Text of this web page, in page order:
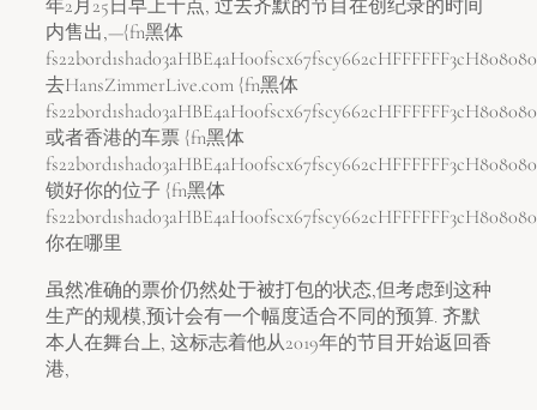
年2月25日早上十点, 过去齐默的节目在创纪录的时间
内售出,—{fn黑体
去HansZimmerLive.com {fn黑体
或者香港的车票 {fn黑体
锁好你的位子 {fn黑体
你在哪里
虽然准确的票价仍然处于被打包的状态,但考虑到这种
生产的规模,预计会有一个幅度适合不同的预算. 齐默
本人在舞台上, 这标志着他从2019年的节目开始返回香
港,